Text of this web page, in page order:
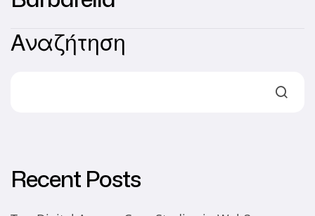
Αναζήτηση
Recent Posts